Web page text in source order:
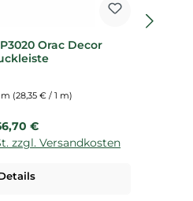
Orac Decor
(28,35 € / 1 m)
Preis:
€
zzgl. Versandkosten